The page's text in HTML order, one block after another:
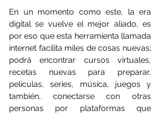
En un momento como este, la era
digital se vuelve el mejor aliado, es
por eso que esta herramienta llamada
internet facilita miles de cosas nuevas;
podrá encontrar cursos virtuales,
recetas nuevas para preparar,
películas, series, música, juegos y
también, conectarse con otras
personas por plataformas que